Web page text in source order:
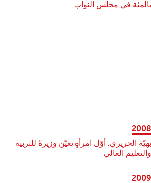
بالمئة في مجلس النواب
2008
بهيّة الحريري: أوّل امرأةٍ تعيّن وزيرةً للتربية
والتعليم العالي
2009